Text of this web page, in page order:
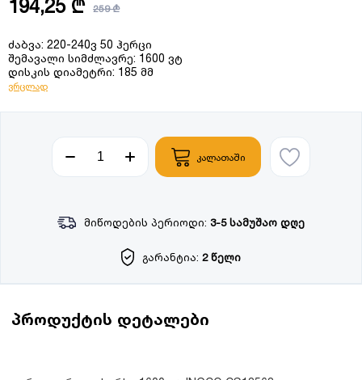
194,25 ₾ 259 ₾
ძაბვა: 220-240ვ 50 ჰერცი
შემავალი სიმძლავრე: 1600 ვტ
დისკის დიამეტრი: 185 მმ
ვრცლად
კალათაში
მიწოდების პერიოდი: 3-5 სამუშაო დღე
გარანტია: 2 წელი
პროდუქტის დეტალები